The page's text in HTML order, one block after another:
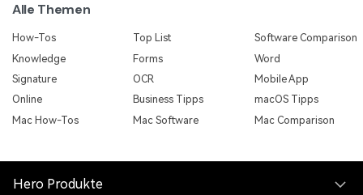
Alle Themen
How-Tos Top List
Software Comparison
Knowledge
Forms
Word
Signature
OCR
Mobile App
Online
Business Tipps
macOS Tipps
Mac How-Tos
Mac Software Mac Comparison
Hero Produkte